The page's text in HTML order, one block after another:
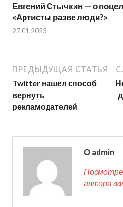
Евгений Стычкин — о
«Артисты разве люди?»
27.01.2023
ПРЕДЫДУЩАЯ СТАТЬЯ
Twitter нашел способ
вернуть
рекламодателей
О admin
автора